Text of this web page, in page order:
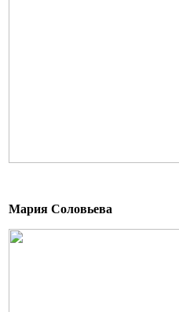
Мария Соловьева